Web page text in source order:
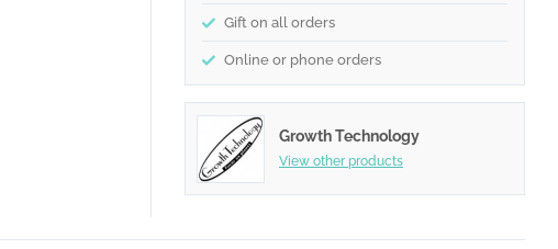
Gift on all orders
Online or phone orders
Growth Technology
View other products